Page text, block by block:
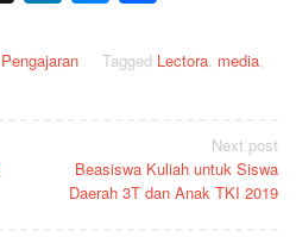
Pengajaran Tagged Lectora, media,
Next post
Beasiswa Kuliah untuk Siswa
Daerah 3T dan Anak TKI 2019